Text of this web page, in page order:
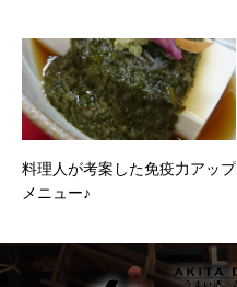
料理人が考案した免疫力アップ
メニュー♪